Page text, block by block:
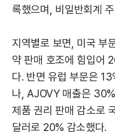
록했으며, 비일반회계
지역별로 보면, 미국 부
약 판매 호조에 힘입어
다. 반면 유럽 부문은
나, AJOVY 매출은
제품 권리 판매 감소로
달러로 20% 감소했다.